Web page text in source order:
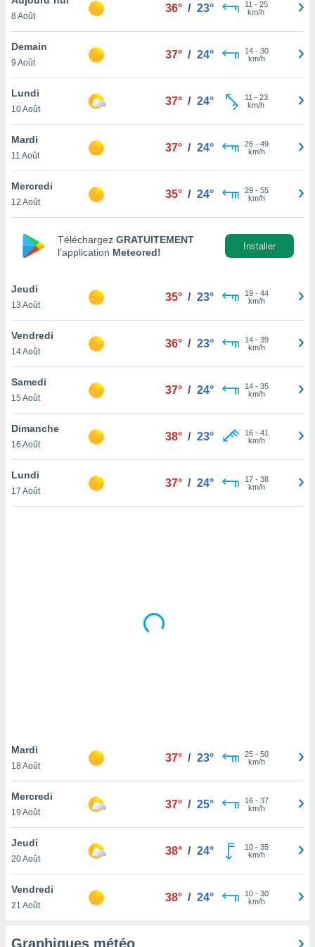
et
»,
au
vous
qu'ils
ou
le
ainsi
un
la
du
votre
à
en
le
notre
que
et que
8 Août
36° / 23° 11 - 25
km/h
Demain
9 Août
37° / 24° 14- 30
km/h
Lundi
10 Août
37° / 24° 11 - 23
km/h
Mardi
11 Août
37° / 24° 26- 49
km/h
Mercredi
12 Août
35° / 24° 29- 55
km/h
Téléchargez GRATUITEMENT
l’application Meteored!
Installer
Jeudi
13 Août
35° / 23° 19- 44
km/h
Vendredi
14 Août
36° / 23° 14- 39
km/h
Samedi
15 Août
37° / 24° 14- 35
km/h
Dimanche
16 Août
38° / 23° 16- 41
km/h
Lundi
17 Août
37° / 24° 17- 38
km/h
Mardi
18 Août
37° / 23° 25- 50
km/h
Mercredi
19 Août
37° / 25° 16- 37
km/h
Jeudi
20 Août
38° / 24° 10- 35
km/h
Vendredi
21 Août
38° / 24° 10- 30
km/h
Graphiques météo